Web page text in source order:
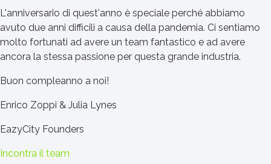
L'anniversario di quest'anno è speciale perché abbiamo
avuto due anni difficili a causa della pandemia. Ci sentiamo
molto fortunati ad avere un team fantastico e ad avere
ancora la stessa passione per questa grande industria.
Buon compleanno a noi!
Enrico Zoppi & Julia Lynes
EazyCity Founders
Incontra il team